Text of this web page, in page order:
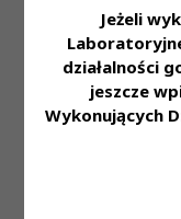
Jeżeli
działalności
jeszcze
Wykonujących
• Ukończone
Analityka
Laboratoryjnej
prawo
laboratoryjnego
oraz urządzeń